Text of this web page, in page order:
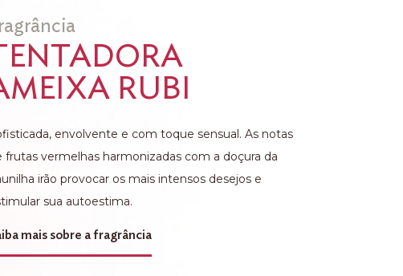
RUBI
envolvente e com toque sensual. As notas
frutas vermelhas harmonizadas com a doçura da
irão provocar os mais intensos desejos e
sua autoestima.
mais sobre a fragrância